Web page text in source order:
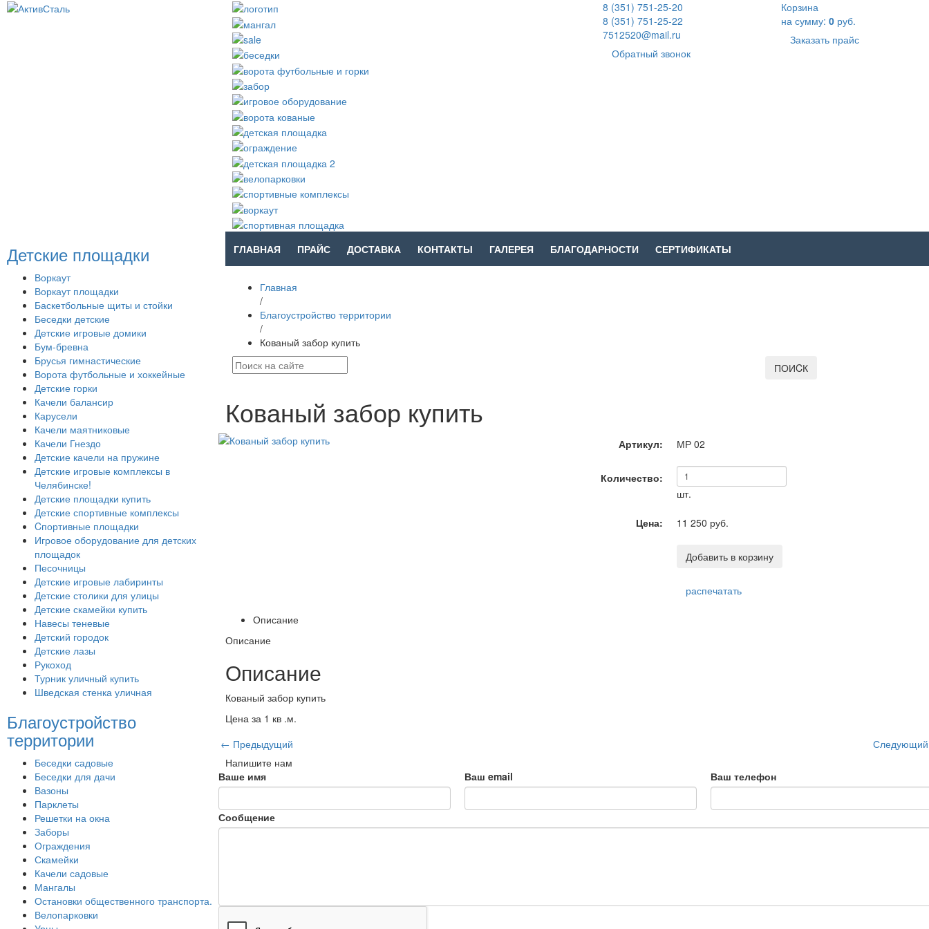
8 (351) 751-25-20
8 (351) 751-25-22
7512520@mail.ru
Обратный звонок
Корзина
на сумму: 0 руб.
Заказать прайс
Детские площадки
Воркаут
Воркаут площадки
Баскетбольные щиты и стойки
Беседки детские
Детские игровые домики
Бум-бревна
Брусья гимнастические
Ворота футбольные и хоккейные
Детские горки
Качели балансир
Карусели
Качели маятниковые
Качели Гнездо
Детские качели на пружине
Детские игровые комплексы в
Челябинске!
Детские площадки купить
Детские спортивные комплексы
Cпортивные площадки
Игровое оборудование для детских
площадок
Песочницы
Детские игровые лабиринты
Детские столики для улицы
Детские скамейки купить
Навесы теневые
Детский городок
Детские лазы
Рукоход
Турник уличный купить
Шведская стенка уличная
Благоустройство
территории
Беседки садовые
Беседки для дачи
Вазоны
Парклеты
Решетки на окна
Заборы
Ограждения
Скамейки
Качели садовые
Мангалы
Остановки общественного транспорта.
Велопарковки
ГЛАВНАЯ ПРАЙС ДОСТАВКА КОНТАКТЫ ГАЛЕРЕЯ БЛАГОДАРНОСТИ СЕРТИФИКАТЫ
Главная
/
Благоустройство территории
/
Кованый забор купить
ПОИCК
Кованый забор купить
Артикул: МР 02
Количество:
шт.
Цена: 11 250 руб.
Добавить в корзину
распечатать
Описание
Описание
Описание
Кованый забор купить
Цена за 1 кв .м.
← Предыдущий
Напишите нам
Ваше имя
Ваш email Ваш телефон
Сообщение